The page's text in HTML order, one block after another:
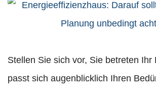
Stellen Sie sich vor, Sie betreten Ihr
passt sich augenblicklich Ihren